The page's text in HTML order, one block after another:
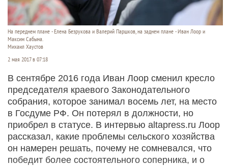
На переднем плане - Елена Безрукова и Валерий Паршков, на заднем плане - Иван Лоор и
Максим Сабына.
Михаил Хаустов
2 мая 2017 в 07:18
В сентябре 2016 года Иван Лоор сменил кресло
председателя краевого Законодательного
собрания, которое занимал восемь лет, на место
в Госдуме РФ. Он потерял в должности, но
приобрел в статусе. В интервью altapress.ru Лоор
рассказал, какие проблемы сельского хозяйства
он намерен решать, почему не сомневался, что
победит более состоятельного соперника, и о